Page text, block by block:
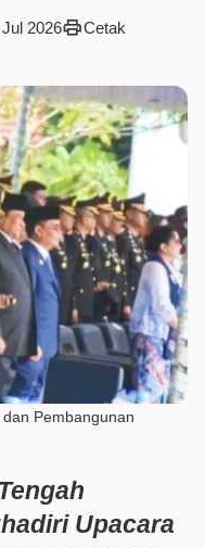
2026printCetak
Pembangunan
Upacara